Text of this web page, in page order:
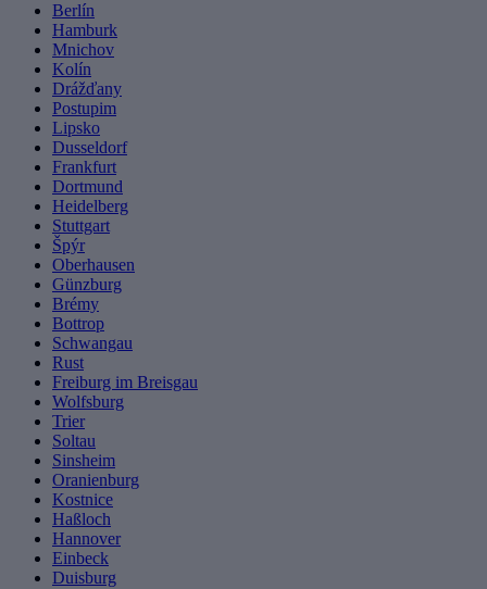
Berlín
Hamburk
Mnichov
Kolín
Drážďany
Postupim
Lipsko
Dusseldorf
Frankfurt
Dortmund
Heidelberg
Stuttgart
Špýr
Oberhausen
Günzburg
Brémy
Bottrop
Schwangau
Rust
Freiburg im Breisgau
Wolfsburg
Trier
Soltau
Sinsheim
Oranienburg
Kostnice
Haßloch
Hannover
Einbeck
Duisburg